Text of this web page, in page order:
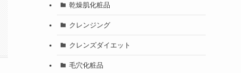
乾燥肌化粧品
クレンジング
クレンズダイエット
毛穴化粧品